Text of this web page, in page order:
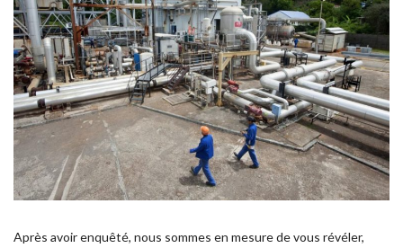
Après avoir enquêté, nous sommes en mesure de vous révéler,